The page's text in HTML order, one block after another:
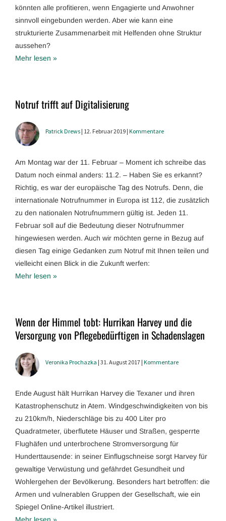
könnten alle profitieren, wenn Engagierte und Anwohner
sinnvoll eingebunden werden. Aber wie kann eine
strukturierte Zusammenarbeit mit Helfenden ohne Struktur
aussehen?
Mehr lesen »
Notruf trifft auf Digitalisierung
Patrick Drews | 12. Februar 2019 | Kommentare
Am Montag war der 11. Februar – Moment ich schreibe das
Datum noch einmal anders: 11.2. – Haben Sie es erkannt?
Richtig, es war der europäische Tag des Notrufs. Denn, die
internationale Notrufnummer in Europa ist 112, die zusätzlich
zu den nationalen Notrufnummern gültig ist. Jeden 11.
Februar soll auf die Bedeutung dieser Notrufnummer
hingewiesen werden. Auch wir möchten gerne in Bezug auf
diesen Tag einige Gedanken zum Notruf mit Ihnen teilen und
vielleicht einen Blick in die Zukunft werfen:
Mehr lesen »
Wenn der Himmel tobt: Hurrikan Harvey und die
Versorgung von Pflegebedürftigen in Schadenslagen
Veronika Prochazka | 31. August 2017 | Kommentare
Ende August hält Hurrikan Harvey die Texaner und ihren
Katastrophenschutz in Atem. Windgeschwindigkeiten von bis
zu 210km/h, Niederschläge bis zu 400 Liter pro
Quadratmeter, überflutete Häuser und Straßen, gesperrte
Flughäfen und unterbrochene Stromversorgung für
Hunderttausende: in seiner Einflugschneise sorgt Harvey für
gewaltige Verwüstung und gefährdet Gesundheit und
Wohlergehen der Bevölkerung. Besonders hart betroffen: die
Armen und vulnerablen Gruppen der Gesellschaft, wie ein
Spiegel Online-Artikel illustriert.